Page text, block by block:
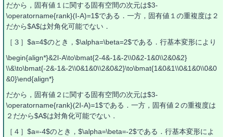
だから，固有値１に関する固有空間の次元は$3-
\operatorname{rank}(I-A)=1$である．一方，固有値１の重複度は２
だから$A$は対角化可能でない．
［３］$a=4$のとき，$\alpha=\beta=2$である．行基本変形により
\begin{align*}&2I-A\to\bmat{2-4&-1&-2\\0&2-1&0\\2&0&2}
\\&\to\bmat{-2&-1&-2\\0&1&0\\2&0&2}\to\bmat{1&0&1\\0&1&0\\0&0
&0}\end{align*}
だから，固有値２に関する固有空間の次元は$3-
\operatorname{rank}(2I-A)=1$である．一方，固有値２の重複度は
２だから$A$は対角化可能でない．
［４］$a=-4$のとき，$\alpha=\beta=-2$である．行基本変形によ